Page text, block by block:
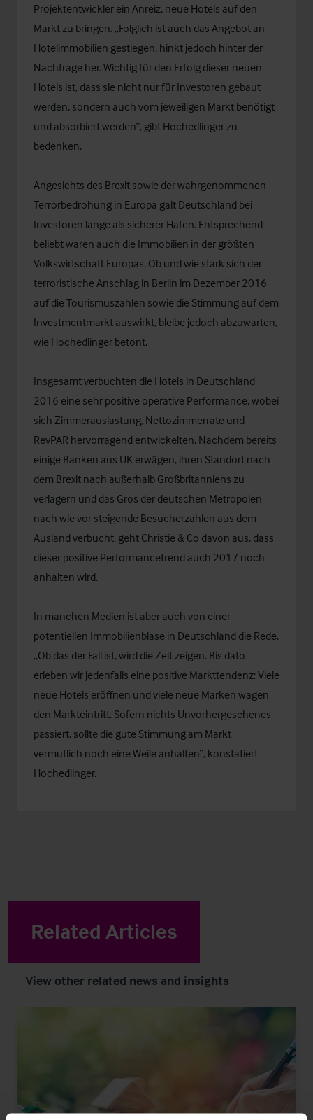
Projektentwickler ein Anreiz, neue Hotels auf den
Markt zu bringen. „Folglich ist auch das Angebot an
Hotelimmobilien gestiegen, hinkt jedoch hinter der
Nachfrage her. Wichtig für den Erfolg dieser neuen
Hotels ist, dass sie nicht nur für Investoren gebaut
werden, sondern auch vom jeweiligen Markt benötigt
und absorbiert werden“, gibt Hochedlinger zu
bedenken.
Angesichts des Brexit sowie der wahrgenommenen
Terrorbedrohung in Europa galt Deutschland bei
Investoren lange als sicherer Hafen. Entsprechend
beliebt waren auch die Immobilien in der größten
Volkswirtschaft Europas. Ob und wie stark sich der
terroristische Anschlag in Berlin im Dezember 2016
auf die Tourismuszahlen sowie die Stimmung auf dem
Investmentmarkt auswirkt, bleibe jedoch abzuwarten,
wie Hochedlinger betont.
Insgesamt verbuchten die Hotels in Deutschland
2016 eine sehr positive operative Performance, wobei
sich Zimmerauslastung, Nettozimmerrate und
RevPAR hervorragend entwickelten. Nachdem bereits
einige Banken aus UK erwägen, ihren Standort nach
dem Brexit nach außerhalb Großbritanniens zu
verlagern und das Gros der deutschen Metropolen
nach wie vor steigende Besucherzahlen aus dem
Ausland verbucht, geht Christie & Co davon aus, dass
dieser positive Performancetrend auch 2017 noch
anhalten wird.
In manchen Medien ist aber auch von einer
potentiellen Immobilienblase in Deutschland die Rede.
„Ob das der Fall ist, wird die Zeit zeigen. Bis dato
erleben wir jedenfalls eine positive Markttendenz: Viele
neue Hotels eröffnen und viele neue Marken wagen
den Markteintritt. Sofern nichts Unvorhergesehenes
passiert, sollte die gute Stimmung am Markt
vermutlich noch eine Weile anhalten“, konstatiert
Hochedlinger.
Related Articles
View other related news and insights